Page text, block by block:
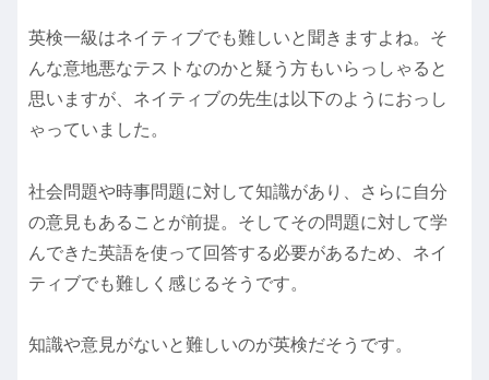
英検一級はネイティブでも難しいと聞きますよね。そ
んな意地悪なテストなのかと疑う方もいらっしゃると
思いますが、ネイティブの先生は以下のようにおっし
ゃっていました。
社会問題や時事問題に対して知識があり、さらに自分
の意見もあることが前提。そしてその問題に対して学
んできた英語を使って回答する必要があるため、ネイ
ティブでも難しく感じるそうです。
知識や意見がないと難しいのが英検だそうです。